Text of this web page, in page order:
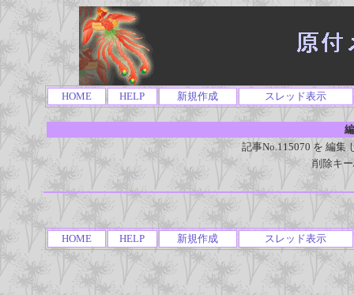
HOME HELP 新規作成 スレッド表示
記事No.115070 を 編集
削除キ
HOME HELP 新規作成 スレッド表示